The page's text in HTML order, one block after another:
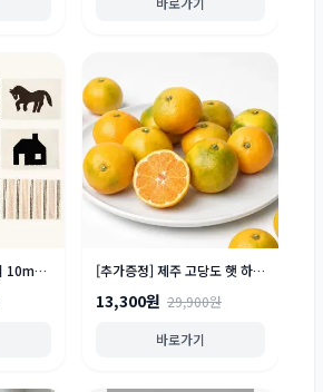
NEW 부드러운 플러피 10mm 자카드 발매트 - 11종 [추가증정] 제주 고당도 햇 하우스귤 2kg 실중량 / 산지에서 바로배송
13,300원 29,900원
바로가기